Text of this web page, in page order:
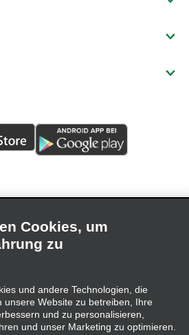
Datenschutzrichtlinie
Datenschutzoptionen
(LkSG) Grundsatzerklärung
Cookies, um
zu
und andere Technologien, die
unsere Website zu betreiben, Ihre
und zu personalisieren,
und unser Marketing zu optimieren.